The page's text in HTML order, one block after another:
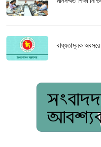
বাধ্যতামূলক অবসরে